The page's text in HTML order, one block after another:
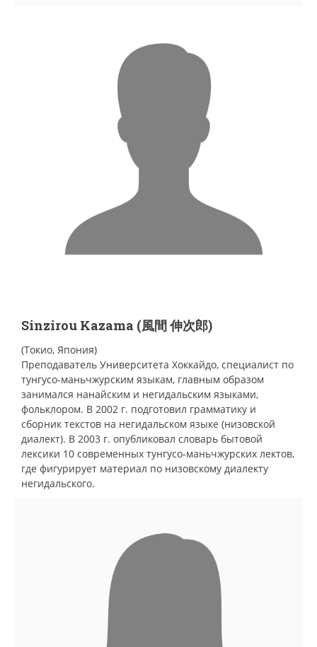
Sinzirou Kazama (風間 伸次郎)
(Токио, Япония)
Преподаватель Университета Хоккайдо, специалист по
тунгусо-маньчжурским языкам, главным образом
занимался нанайским и негидальским языками,
фольклором. В 2002 г. подготовил грамматику и
сборник текстов на негидальском языке (низовской
диалект). В 2003 г. опубликовал словарь бытовой
лексики 10 современных тунгусо-маньчжурских лектов,
где фигурирует материал по низовскому диалекту
негидальского.